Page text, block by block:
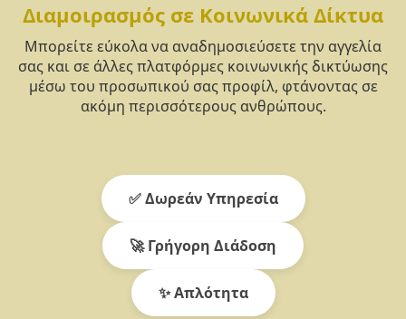
Διαμοιρασμός σε Κοινωνικά Δίκτυα
Μπορείτε εύκολα να αναδημοσιεύσετε την αγγελία
σας και σε άλλες πλατφόρμες κοινωνικής δικτύωσης
μέσω του προσωπικού σας προφίλ, φτάνοντας σε
ακόμη περισσότερους ανθρώπους.
✅ Δωρεάν Υπηρεσία
🚀 Γρήγορη Διάδοση
✨ Απλότητα